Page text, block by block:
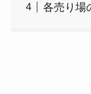
各売り場